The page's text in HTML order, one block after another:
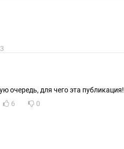
3
очередь, для чего эта публикация!
6 0